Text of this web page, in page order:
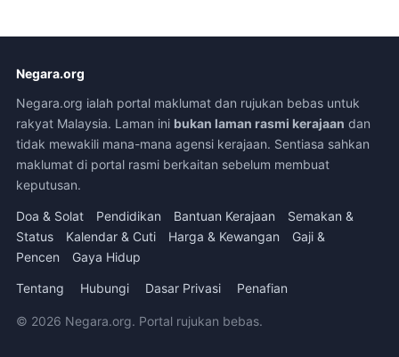
Negara.org
Negara.org ialah portal maklumat dan rujukan bebas untuk
rakyat Malaysia. Laman ini bukan laman rasmi kerajaan dan
tidak mewakili mana-mana agensi kerajaan. Sentiasa sahkan
maklumat di portal rasmi berkaitan sebelum membuat
keputusan.
Doa & Solat Pendidikan Bantuan Kerajaan
Semakan &
Status
Kalendar & Cuti Harga & Kewangan
Gaji &
Pencen
Gaya Hidup
Tentang Hubungi Dasar Privasi Penafian
© 2026 Negara.org. Portal rujukan bebas.